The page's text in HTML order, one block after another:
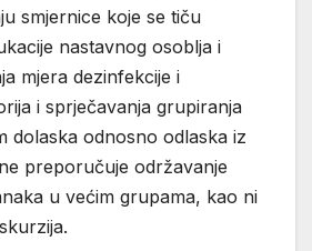
smjernice koje se tiču
nastavnog osoblja i
mjera dezinfekcije i
i sprječavanja grupiranja
dolaska odnosno odlaska iz
preporučuje održavanje
u većim grupama, kao ni